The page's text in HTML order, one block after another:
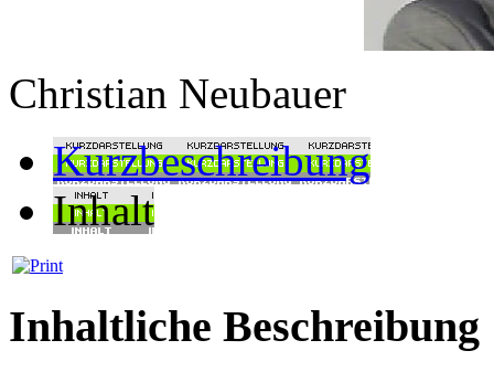
Christian Neubauer
Kurzbeschreibung
Inhalt
Inhaltliche Beschreibung